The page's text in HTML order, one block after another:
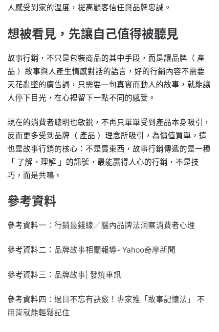
人感受到家的溫度，提高顧客信任與品牌忠誠。
想被看見，先讓自己值得被聽見
故事行銷，不只是包裝商品的其中手段，而是讓品牌（ 產
品 ）故事與人產生情感對話的語言，好的行銷內容不需要
天花亂墜的廣告詞，只需要一句真實而動人的故事，就能讓
人停下目光，在心裡留下一點不同的感受。
現在的消費者聰明也敏銳，不再只單單受到產品本身吸引，
反而更多受到品牌（ 產品 ）理念所吸引，為價值買單，這
也是故事行銷的核心：不是賣東西，故事行銷傳遞的是一種
「 了解、理解 」的訊號，最能贏得人心的行銷，不是技
巧，而是共鳴。
參考資料
參考資料一： 行銷最錢線／腦內品牌法洞察消費者心理
參考資料二： 品牌故事相關報導- Yahoo奇摩新聞
參考資料三： 品牌故事| 發燒車訊
參考資料四： 過目不忘有訣竅！專家推「故事記憶法」 不
用背就能輕鬆記住